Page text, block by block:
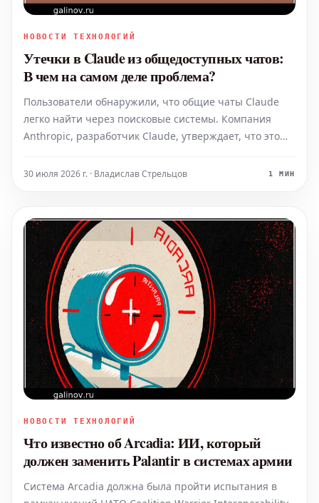
НОВОСТИ ТЕХНОЛОГИЙ
Утечки в Claude из общедоступных чатов:
В чем на самом деле проблема?
Пользователи обнаружили, что общие чаты Claude
легко найти через поисковые системы. Компания
Anthropic, разработчик Claude, утверждает, что это
оказалась сложнее, и, что еще тревожнее, это уже
30 июля 2026 г. · Владислав Стрельцов 1 МИН
НОВОСТИ ТЕХНОЛОГИЙ
Что известно об Arcadia: ИИ, который
должен заменить Palantir в системах армии
Система Arcadia должна была пройти испытания в